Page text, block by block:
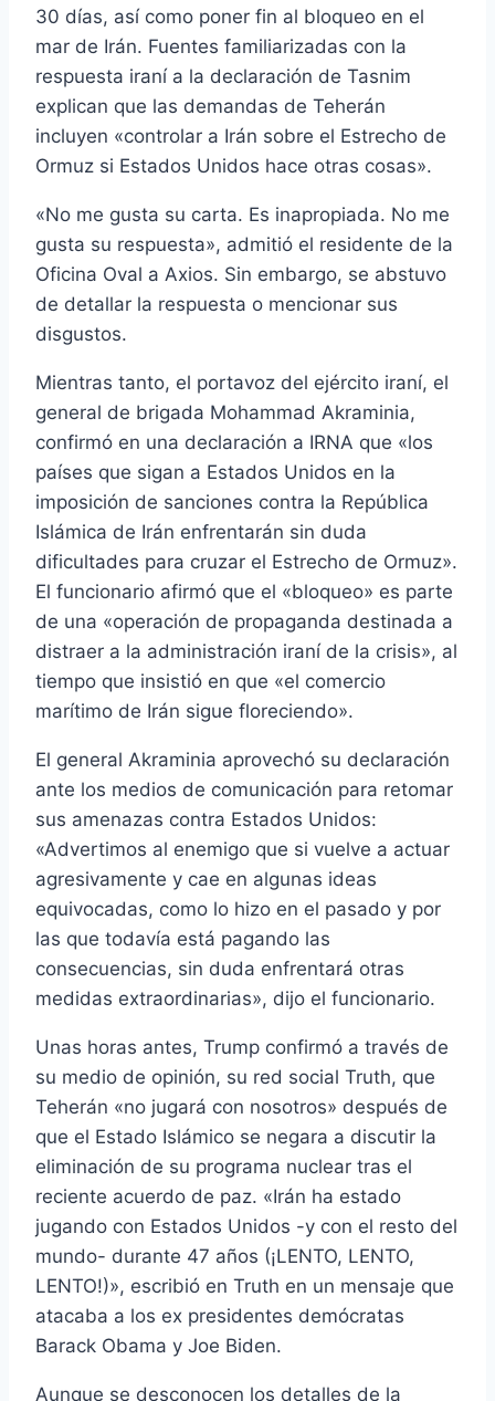
30 días, así como poner fin al bloqueo en el
mar de Irán. Fuentes familiarizadas con la
respuesta iraní a la declaración de Tasnim
explican que las demandas de Teherán
incluyen «controlar a Irán sobre el Estrecho de
Ormuz si Estados Unidos hace otras cosas».
«No me gusta su carta. Es inapropiada. No me
gusta su respuesta», admitió el residente de la
Oficina Oval a Axios. Sin embargo, se abstuvo
de detallar la respuesta o mencionar sus
disgustos.
Mientras tanto, el portavoz del ejército iraní, el
general de brigada Mohammad Akraminia,
confirmó en una declaración a IRNA que «los
países que sigan a Estados Unidos en la
imposición de sanciones contra la República
Islámica de Irán enfrentarán sin duda
dificultades para cruzar el Estrecho de Ormuz».
El funcionario afirmó que el «bloqueo» es parte
de una «operación de propaganda destinada a
distraer a la administración iraní de la crisis», al
tiempo que insistió en que «el comercio
marítimo de Irán sigue floreciendo».
El general Akraminia aprovechó su declaración
ante los medios de comunicación para retomar
sus amenazas contra Estados Unidos:
«Advertimos al enemigo que si vuelve a actuar
agresivamente y cae en algunas ideas
equivocadas, como lo hizo en el pasado y por
las que todavía está pagando las
consecuencias, sin duda enfrentará otras
medidas extraordinarias», dijo el funcionario.
Unas horas antes, Trump confirmó a través de
su medio de opinión, su red social Truth, que
Teherán «no jugará con nosotros» después de
que el Estado Islámico se negara a discutir la
eliminación de su programa nuclear tras el
reciente acuerdo de paz. «Irán ha estado
jugando con Estados Unidos -y con el resto del
mundo- durante 47 años (¡LENTO, LENTO,
LENTO!)», escribió en Truth en un mensaje que
atacaba a los ex presidentes demócratas
Barack Obama y Joe Biden.
Aunque se desconocen los detalles de la